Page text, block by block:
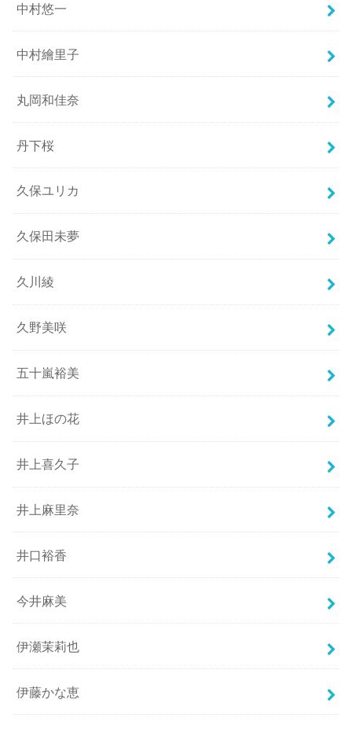
中村悠一
中村繪里子
丸岡和佳奈
丹下桜
久保ユリカ
久保田未夢
久川綾
久野美咲
五十嵐裕美
井上ほの花
井上喜久子
井上麻里奈
井口裕香
今井麻美
伊瀬茉莉也
伊藤かな恵